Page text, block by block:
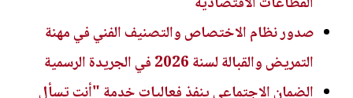
صدور نظام الاختصاص والتصنيف الفني في مهنة
التمريض والقبالة لسنة 2026 في الجريدة الرسمية
الضمان الاجتماعي ينفذ فعاليات خدمة "أنت تسأل